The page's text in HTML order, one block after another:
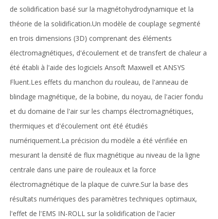
de solidification basé sur la magnétohydrodynamique et la
théorie de la solidification.Un modèle de couplage segmenté
en trois dimensions (3D) comprenant des éléments
électromagnétiques, d'écoulement et de transfert de chaleur a
été établi à l'aide des logiciels Ansoft Maxwell et ANSYS
Fluent.Les effets du manchon du rouleau, de l'anneau de
blindage magnétique, de la bobine, du noyau, de l'acier fondu
et du domaine de l'air sur les champs électromagnétiques,
thermiques et d'écoulement ont été étudiés
numériquement.La précision du modèle a été vérifiée en
mesurant la densité de flux magnétique au niveau de la ligne
centrale dans une paire de rouleaux et la force
électromagnétique de la plaque de cuivre.Sur la base des
résultats numériques des paramètres techniques optimaux,
l'effet de l'EMS IN-ROLL sur la solidification de l'acier